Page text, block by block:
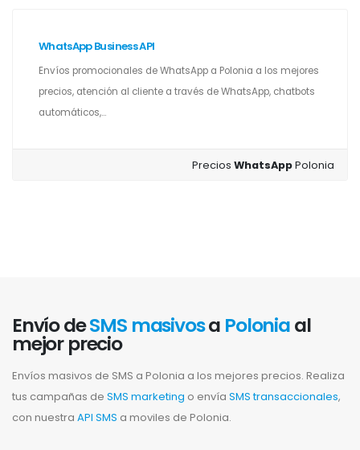
WhatsApp Business API
Envíos promocionales de WhatsApp a Polonia a los mejores
precios, atención al cliente a través de WhatsApp, chatbots
automáticos,...
PreciosWhatsAppPolonia
Envío deSMS masivosa Poloniaal
mejor precio
Envíos masivos de SMS a Polonia a los mejores precios. Realiza
tus campañas de SMS marketing o envía SMS transaccionales,
con nuestra API SMS a moviles de Polonia.